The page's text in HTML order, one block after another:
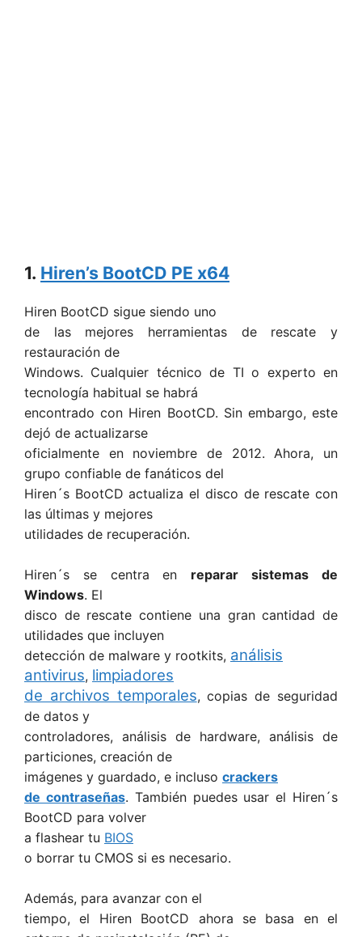
1. Hiren’s BootCD PE x64
Hiren BootCD sigue siendo uno
de las mejores herramientas de rescate y
restauración de
Windows. Cualquier técnico de TI o experto en
tecnología habitual se habrá
encontrado con Hiren BootCD. Sin embargo, este
dejó de actualizarse
oficialmente en noviembre de 2012. Ahora, un
grupo confiable de fanáticos del
Hiren´s BootCD actualiza el disco de rescate con
las últimas y mejores
utilidades de recuperación.
Hiren´s se centra en reparar sistemas de
Windows. El
disco de rescate contiene una gran cantidad de
utilidades que incluyen
detección de malware y rootkits, análisis
antivirus, limpiadores
de archivos temporales, copias de seguridad
de datos y
controladores, análisis de hardware, análisis de
particiones, creación de
imágenes y guardado, e incluso crackers
de contraseñas. También puedes usar el Hiren´s
BootCD para volver
a flashear tu BIOS
o borrar tu CMOS si es necesario.
Además, para avanzar con el
tiempo, el Hiren BootCD ahora se basa en el